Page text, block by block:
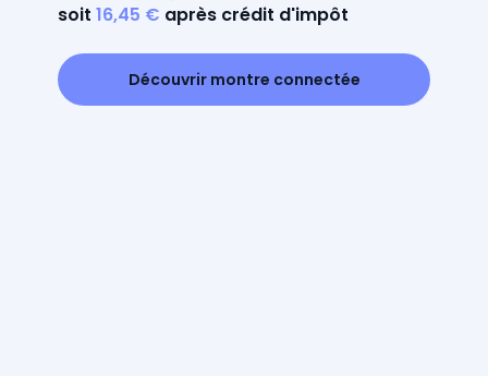
soit 16,45 € après crédit d'impôt
Découvrir montre connectée